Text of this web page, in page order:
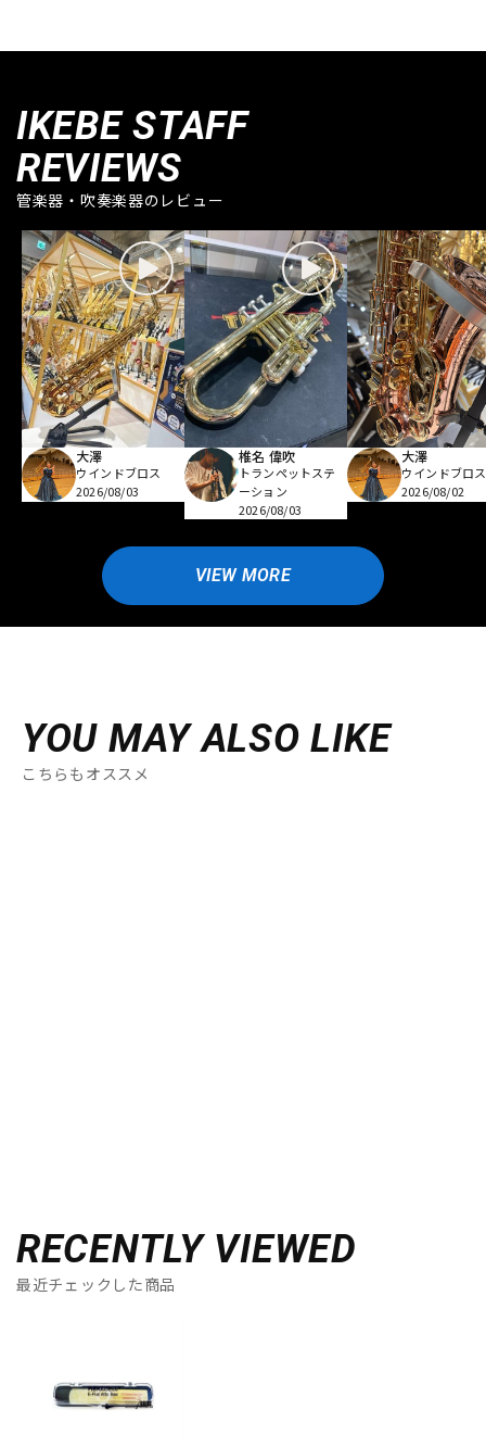
IKEBE STAFF
REVIEWS
管楽器・吹奏楽器のレビュー
大澤
ウインドブロス
2026/08/03
椎名 偉吹
トランペットステ
ーション
2026/08/03
大澤
ウインドブロス
2026/08/02
VIEW MORE
YOU MAY ALSO LIKE
こちらもオススメ
RECENTLY VIEWED
最近チェックした商品